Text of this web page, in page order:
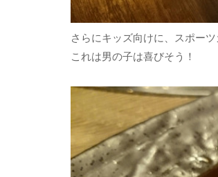
さらにキッズ向けに、スポー
これは男の子は喜びそう！